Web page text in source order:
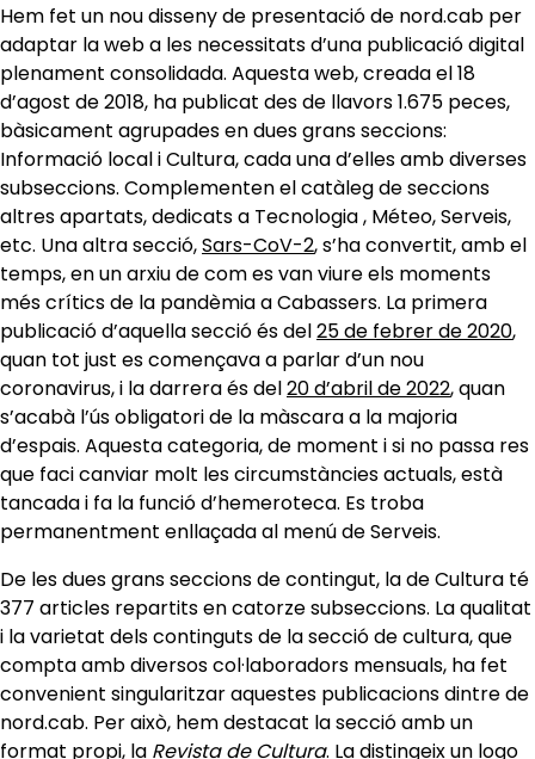
Hem fet un nou disseny de presentació de nord.cab per
adaptar la web a les necessitats d’una publicació digital
plenament consolidada. Aquesta web, creada el 18
d’agost de 2018, ha publicat des de llavors 1.675 peces,
bàsicament agrupades en dues grans seccions:
Informació local i Cultura, cada una d’elles amb diverses
subseccions. Complementen el catàleg de seccions
altres apartats, dedicats a Tecnologia , Méteo, Serveis,
etc. Una altra secció,Sars-CoV-2, s’ha convertit, amb el
temps, en un arxiu de com es van viure els moments
més crítics de la pandèmia a Cabassers. La primera
publicació d’aquella secció és del25 de febrer de 2020,
quan tot just es començava a parlar d’un nou
coronavirus, i la darrera és del20 d’abril de 2022, quan
s’acabà l’ús obligatori de la màscara a la majoria
d’espais. Aquesta categoria, de moment i si no passa res
que faci canviar molt les circumstàncies actuals, està
tancada i fa la funció d’hemeroteca. Es troba
permanentment enllaçada al menú de Serveis.
De les dues grans seccions de contingut, la de Cultura té
377 articles repartits en catorze subseccions. La qualitat
i la varietat dels continguts de la secció de cultura, que
compta amb diversos col·laboradors mensuals, ha fet
convenient singularitzar aquestes publicacions dintre de
nord.cab. Per això, hem destacat la secció amb un
format propi, la Revista de Cultura. La distingeix un logo